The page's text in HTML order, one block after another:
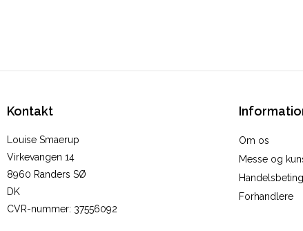
Kontakt
Louise Smaerup
Virkevangen 14
8960 Randers SØ
DK
CVR-nummer: 37556092
Om os
Messe og
Forhandlere